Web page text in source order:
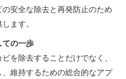
安全な除去と再発防止のため
ます。
ての一歩
を除去することだけでなく、
維持するための総合的なアプ